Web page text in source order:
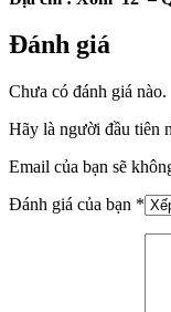
Đánh giá
Chưa có đánh giá nào.
Hãy là người đầu
Email của bạn sẽ
Đánh giá của bạn *